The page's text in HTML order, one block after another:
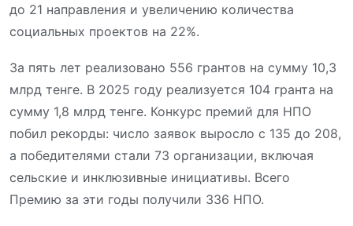
до 21 направления и увеличению количества
социальных проектов на 22%.
За пять лет реализовано 556 грантов на сумму 10,3
млрд тенге. В 2025 году реализуется 104 гранта на
сумму 1,8 млрд тенге. Конкурс премий для НПО
побил рекорды: число заявок выросло с 135 до 208,
а победителями стали 73 организации, включая
сельские и инклюзивные инициативы. Всего
Премию за эти годы получили 336 НПО.